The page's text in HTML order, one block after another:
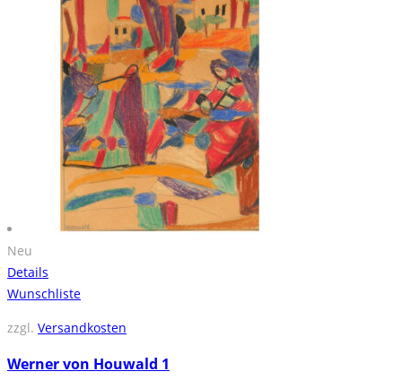
Neu
Details
Wunschliste
zzgl. Versandkosten
Werner von Houwald 1